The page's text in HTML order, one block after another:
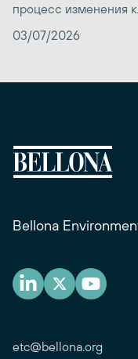
процесс изменения
03/07/2026
Bellona
etc@bellona.org